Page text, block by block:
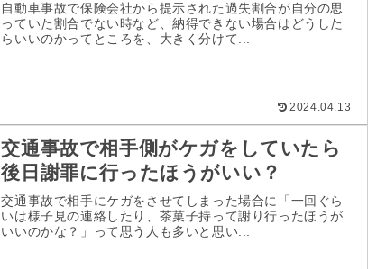
自動車事故で保険会社から提示された過失割合が自分の思
っていた割合でない時など、納得できない場合はどうした
らいいのかってところを、大きく分けて...
2024.04.13
交通事故で相手側がケガをしていたら
後日謝罪に行ったほうがいい？
交通事故で相手にケガをさせてしまった場合に「一回ぐら
いは様子見の連絡したり、茶菓子持って謝り行ったほうが
いいのかな？」って思う人も多いと思い...